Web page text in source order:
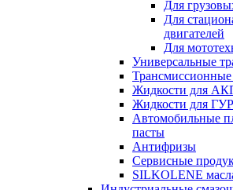
Для
Для
двигателей
Для
Универсальные
Трансмиссионные
Жидкости для
Жидкости для
Автомобильные
пасты
Антифризы
Сервисные
SILKOLENE